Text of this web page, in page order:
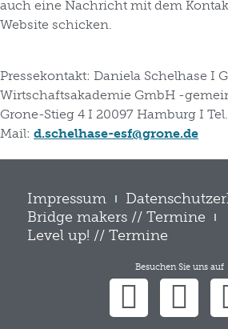
auch eine Nachricht mit dem
Website schicken.
Pressekontakt: Daniela Schelhase I
Wirtschaftsakademie GmbH -
Grone-Stieg 4 I 20097 Hamburg I
Mail: d.schelhase-esf@grone.de
Impressum
Bridge makers // Termine
Level up! // Termine
Besuchen Sie uns auf